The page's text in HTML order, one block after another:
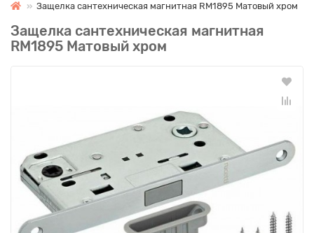
Защелка сантехническая магнитная RM1895 Матовый хром
Защелка сантехническая магнитная
RM1895 Матовый хром